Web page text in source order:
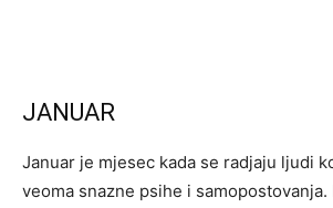
JANUAR
Januar je mjesec kada se radjaju ljudi
veoma snazne psihe i